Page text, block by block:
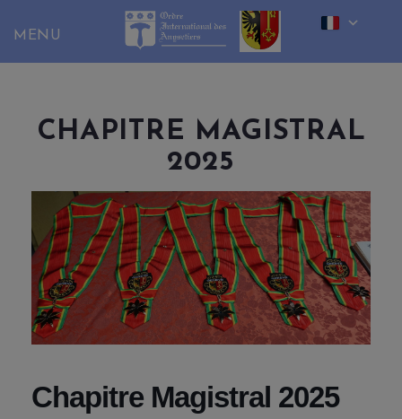
content
CHAPITRE MAGISTRAL
2025
Chapitre Magistral 2025